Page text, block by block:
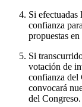
Si efectuadas
confianza
propuestas
Si
votación de
confianza del
convocará
del Congreso.